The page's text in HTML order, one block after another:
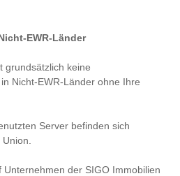
EWR-Länder
grundsätzlich keine
Nicht-EWR-Länder ohne Ihre
Server befinden sich
der SIGO Immobilien